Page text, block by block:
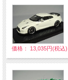
価格： 13,035円(税込)